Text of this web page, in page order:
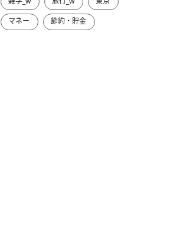
マネー 節約・貯金